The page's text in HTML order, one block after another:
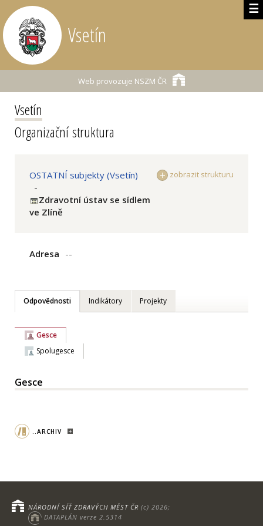
☰
Vsetín
Web provozuje NSZM ČR
Vsetín
Organizační struktura
zobrazit strukturu
OSTATNÍ subjekty (Vsetín)
-
Zdravotní ústav se sídlem
ve Zlíně
Adresa --
Odpovědnosti Indikátory Projekty
Gesce
Spolugesce
Gesce
..ARCHIV
NÁRODNÍ SÍŤ ZDRAVÝCH MĚST ČR (c) 2026;
DATAPLÁN verze 2.5314